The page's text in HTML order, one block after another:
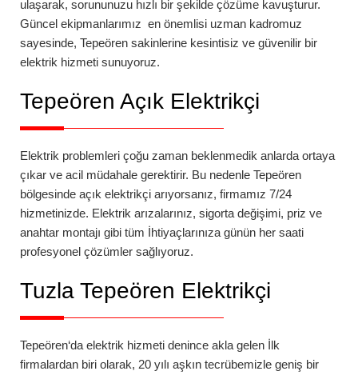
ulaşarak, sorununuzu hızlı bir şekilde çözüme kavuşturur.
Güncel ekipmanlarımız en önemlisi uzman kadromuz
sayesinde, Tepeören sakinlerine kesintisiz ve güvenilir bir
elektrik hizmeti sunuyoruz.
Tepeören Açık Elektrikçi
Elektrik problemleri çoğu zaman beklenmedik anlarda ortaya
çıkar ve acil müdahale gerektirir. Bu nedenle Tepeören
bölgesinde açık elektrikçi arıyorsanız, firmamız 7/24
hizmetinizde. Elektrik arızalarınız, sigorta değişimi, priz ve
anahtar montajı gibi tüm İhtiyaçlarınıza günün her saati
profesyonel çözümler sağlıyoruz.
Tuzla Tepeören Elektrikçi
Tepeören‘da elektrik hizmeti denince akla gelen İlk
firmalardan biri olarak, 20 yılı aşkın tecrübemizle geniş bir